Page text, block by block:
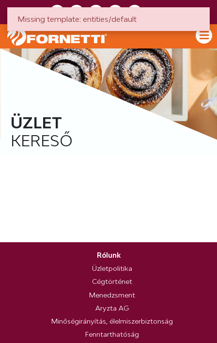
ÜZLET
KERESŐ
Rólunk
Üzletpolitika
Cégtörténet
Menedzsment
Aryzta AG
Minőségirányítás, élelmiszerbiztonság
Fenntarthatóság
Missing template: entities/default